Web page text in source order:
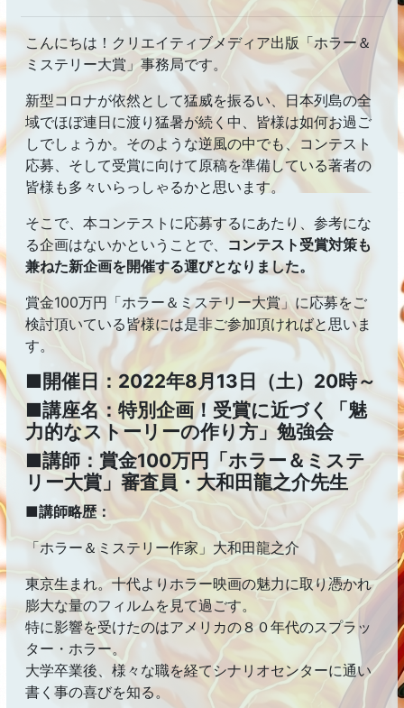
こんにちは！クリエイティブメディア出版「ホラー＆
ミステリー大賞」事務局です。
新型コロナが依然として猛威を振るい、日本列島の全
域でほぼ連日に渡り猛暑が続く中、皆様は如何お過ご
しでしょうか。そのような逆風の中でも、コンテスト
応募、そして受賞に向けて原稿を準備している著者の
皆様も多々いらっしゃるかと思います。
そこで、本コンテストに応募するにあたり、参考にな
る企画はないかということで、 コンテスト受賞対策も
兼ねた新企画を開催する運びとなりました。
賞金100万円「ホラー＆ミステリー大賞」に応募をご
検討頂いている皆様には是非ご参加頂ければと思いま
す。
■開催日：2022年8月13日（土）20時～
■講座名：特別企画！受賞に近づく「魅
力的なストーリーの作り方」勉強会
■講師：賞金100万円「ホラー＆ミステ
リー大賞」審査員・大和田龍之介先生
■講師略歴：
「ホラー＆ミステリー作家」大和田龍之介
東京生まれ。十代よりホラー映画の魅力に取り憑かれ
膨大な量のフィルムを見て過ごす。
特に影響を受けたのはアメリカの８０年代のスプラッ
ター・ホラー。
大学卒業後、様々な職を経てシナリオセンターに通い
書く事の喜びを知る。